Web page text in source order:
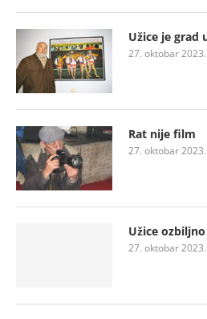
Užice je grad
27. oktobar 2023.
Rat nije film
27. oktobar 2023.
Užice
27. oktobar 2023.